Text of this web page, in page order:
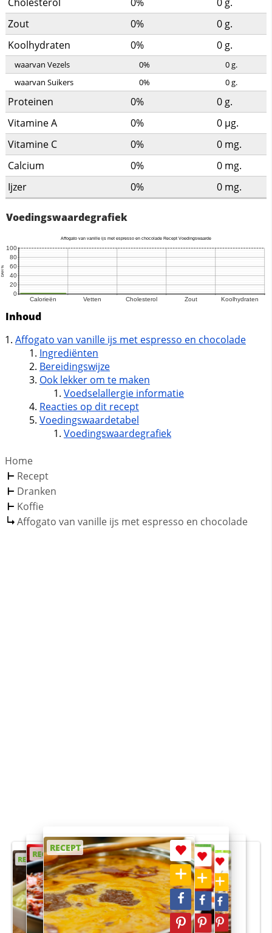
Zout
0% 0 g.
Koolhydraten
0% 0 g.
waarvan Vezels 0% 0g.
waarvan Suikers
0% 0g.
Proteinen 0% 0 g.
Vitamine A
0% 0 µg.
Vitamine C
0% 0 mg.
Calcium
0% 0 mg.
Ijzer
0% 0 mg.
Voedingswaardegrafiek
Inhoud
Affogato van vanille ijs met espresso en chocolade
Ingrediënten
Bereidingswijze
Ook lekker om te maken
Voedselallergie informatie
Reacties op dit recept
Voedingswaardetabel
Voedingswaardegrafiek
Home
Recept
Dranken
Koffie
Affogato van vanille ijs met espresso en chocolade
RECEPT
RECEPT
RECEPT
RECEPT
RECEPT